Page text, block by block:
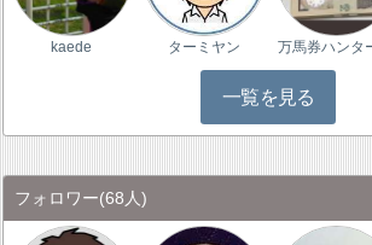
kaede ターミヤン 万馬券ハンタ
一覧を見る
フォロワー(68人)